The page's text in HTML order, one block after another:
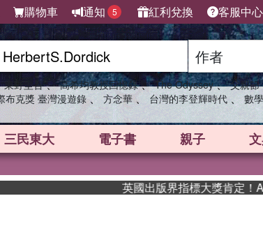
購物車 通知 5 紅利兌換 客服中心
東野圭吾 、 高希均教授回憶錄 、 The Odyssey 、 父親節
布克獎 臺灣漫遊錄 、 方念華 、 台灣的李登輝時代 、 數
三民東大 電子書 親子
英國出版界指標大獎肯定！